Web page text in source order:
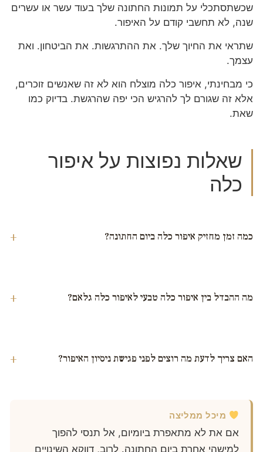
שכשתסתכלי על תמונות החתונה שלך בעוד עשר או עשרים
שנה, לא תחשבי קודם על האיפור.
שתראי את החיוך שלך. את ההתרגשות. את הביטחון. ואת
עצמך.
כי מבחינתי, איפור כלה מוצלח הוא לא זה שאנשים זוכרים,
אלא זה שגורם לך להרגיש הכי יפה שהרגשת. בדיוק כמו
שאת.
שאלות נפוצות על איפור
כלה
כמה זמן מחזיק איפור כלה ביום החתונה?
מה ההבדל בין איפור כלה טבעי לאיפור כלה גלאם?
האם צריך לדעת מה רוצים לפני פגישת ניסיון האיפור?
מיכל ממליצה
אם את לא מתאפרת ביומיום, אל תנסי להפוך
למישהי אחרת ביום החתונה. לרוב, דווקא השינויים